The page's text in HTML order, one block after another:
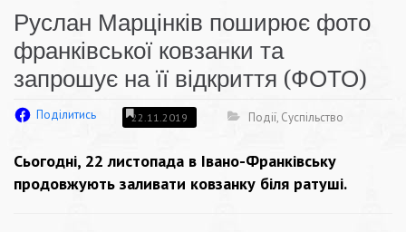
Руслан Марцінків поширює фото
франківської ковзанки та
запрошує на її відкриття (ФОТО)
Поділитись 22.11.2019 Події, Суспільство
Сьогодні, 22 листопада в Івано-Франківську
продовжують заливати ковзанку біля ратуші.